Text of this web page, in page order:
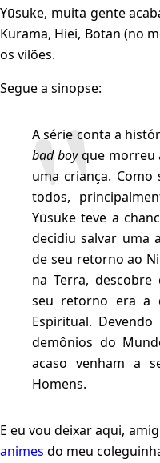
Yūsuke, muita gente
Kurama, Hiei, Botan (no
os vilões.
Segue a sinopse:
A série conta a
bad boyque morreu
uma criança.
todos,
Yūsuke teve a
decidiu salvar uma
de seu retorno ao
na Terra,
seu retorno era a
Espiritual.
demônios do
acaso venham a
Homens.
E eu vou deixar aqui,
animes do meu